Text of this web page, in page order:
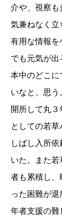
介や、視察も
気兼ねなく立
有用な情報を
でも元気が出
本中のどこに
いなと、思う
開所して丸
としての若草
しばし入所
いた。また
者も累積し、
った困難が
年者支援の難